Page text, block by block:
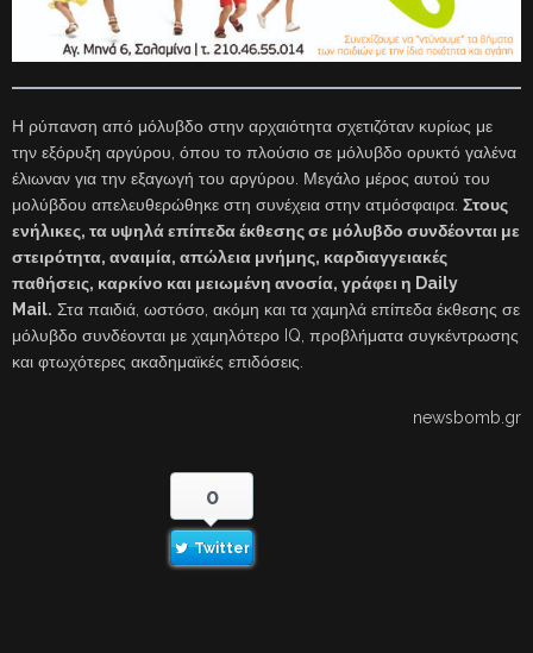
Η ρύπανση από μόλυβδο στην αρχαιότητα σχετιζόταν κυρίως με
την εξόρυξη αργύρου, όπου το πλούσιο σε μόλυβδο ορυκτό γαλένα
έλιωναν για την εξαγωγή του αργύρου. Μεγάλο μέρος αυτού του
μολύβδου απελευθερώθηκε στη συνέχεια στην ατμόσφαιρα. Στους
ενήλικες, τα υψηλά επίπεδα έκθεσης σε μόλυβδο συνδέονται με
στειρότητα, αναιμία, απώλεια μνήμης, καρδιαγγειακές
παθήσεις, καρκίνο και μειωμένη ανοσία, γράφει η Daily
Mail. Στα παιδιά, ωστόσο, ακόμη και τα χαμηλά επίπεδα έκθεσης σε
μόλυβδο συνδέονται με χαμηλότερο IQ, προβλήματα συγκέντρωσης
και φτωχότερες ακαδημαϊκές επιδόσεις.
newsbomb.gr
0
Twitter